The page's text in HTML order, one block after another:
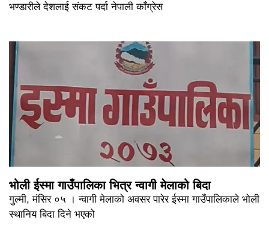
भण्डारीले देशलाई संकट पर्दा नेपाली काँग्रेस
भोली ईस्मा गाउँपालिका भित्र न्वागी मेलाको बिदा
गुल्मी, मंसिर ०५ । न्वागी मेलाको अवसर पारेर ईस्मा गाउँपालिकाले भोली
स्थानिय बिदा दिने भएको